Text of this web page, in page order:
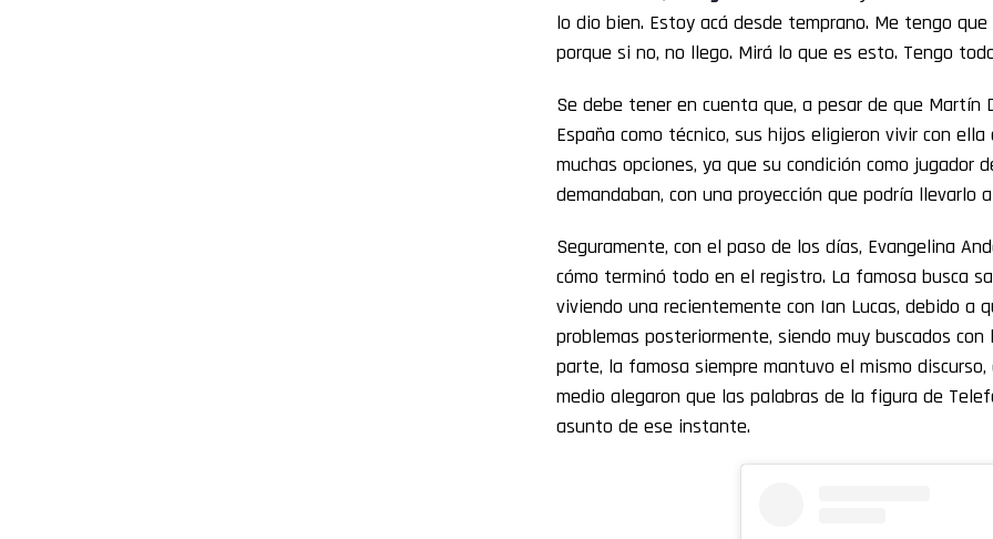
lo dio bien. Estoy acá desde temprano. Me tengo
porque si no, no llego. Mirá lo que es esto. Tengo
Se debe tener en cuenta que, a pesar de que Martín
España como técnico, sus hijos eligieron vivir con
muchas opciones, ya que su condición como jugador
demandaban, con una proyección que podría llevarlo
Seguramente, con el paso de los días, Evangelina
cómo terminó todo en el registro. La famosa busca
viviendo una recientemente con Ian Lucas, debido a
problemas posteriormente, siendo muy buscados con
parte, la famosa siempre mantuvo el mismo
medio alegaron que las palabras de la figura de
asunto de ese instante.